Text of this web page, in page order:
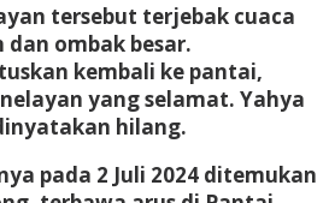
tersebut terjebak cuaca
ombak besar.
kembali ke pantai,
yang selamat. Yahya
hilang.
pada 2 Juli 2024 ditemukan